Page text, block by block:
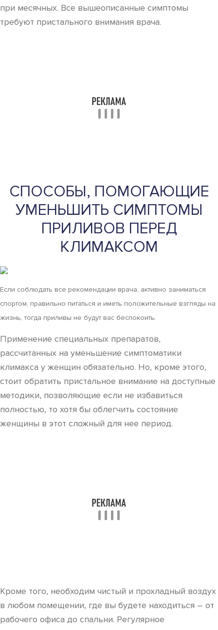
при месячных. Все вышеописанные симптомы
требуют пристального внимания врача.
СПОСОБЫ, ПОМОГАЮЩИЕ
УМЕНЬШИТЬ СИМПТОМЫ
ПРИЛИВОВ ПЕРЕД
КЛИМАКСОМ
Если соблюдать все рекомендации врача, активно заниматься
спортом, правильно питаться и иметь положительные взгляды на
жизнь, тогда приливы не будут вас беспокоить.
Применение специальных препаратов,
рассчитанных на уменьшение симптоматики
климакса у женщин обязательно. Но, кроме этого,
стоит обратить пристальное внимание на доступные
методики, позволяющие если не избавиться
полностью, то хотя бы облегчить состояние
женщины в этот сложный для нее период.
Кроме того, необходим чистый и прохладный воздух
в любом помещении, где вы будете находиться – от
рабочего офиса до спальни. Регулярное